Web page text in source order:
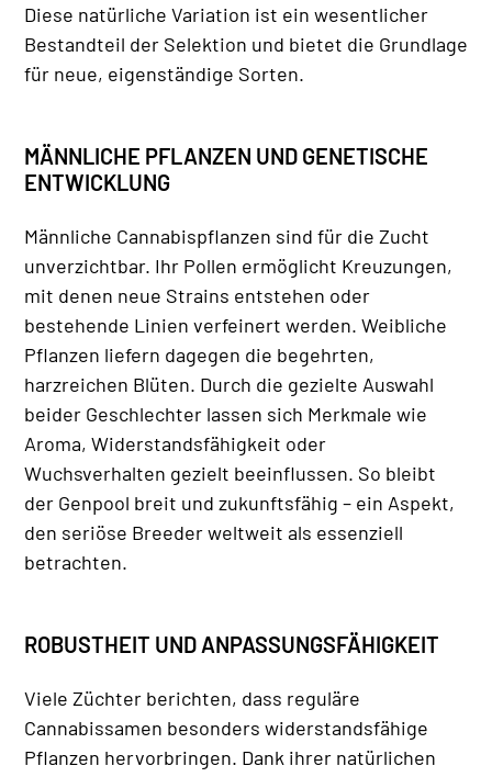
Diese natürliche Variation ist ein wesentlicher
Bestandteil der Selektion und bietet die Grundlage
für neue, eigenständige Sorten.
MÄNNLICHE PFLANZEN UND GENETISCHE
ENTWICKLUNG
Männliche Cannabispflanzen sind für die Zucht
unverzichtbar. Ihr Pollen ermöglicht Kreuzungen,
mit denen neue Strains entstehen oder
bestehende Linien verfeinert werden. Weibliche
Pflanzen liefern dagegen die begehrten,
harzreichen Blüten. Durch die gezielte Auswahl
beider Geschlechter lassen sich Merkmale wie
Aroma, Widerstandsfähigkeit oder
Wuchsverhalten gezielt beeinflussen. So bleibt
der Genpool breit und zukunftsfähig – ein Aspekt,
den seriöse Breeder weltweit als essenziell
betrachten.
ROBUSTHEIT UND ANPASSUNGSFÄHIGKEIT
Viele Züchter berichten, dass reguläre
Cannabissamen besonders widerstandsfähige
Pflanzen hervorbringen. Dank ihrer natürlichen